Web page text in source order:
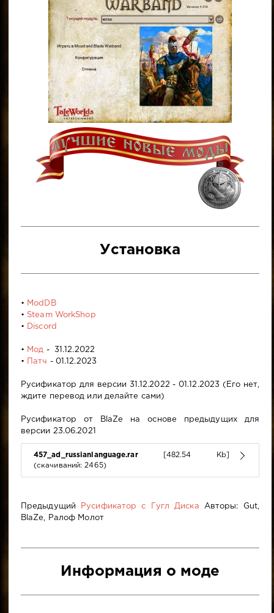
Установка
•
ModDB
• Steam WorkShop
•
Discord
• Мод - 31.12.2022
•
Патч - 01.12.2023
Русификатор для версии 31.12.2022 - 01.12.2023 (Его нет,
ждите перевод или делайте сами)
Русификатор от BlaZe на основе предыдущих для
версии 23.06.2021
457_ad_russianlanguage.rar[482.54 Kb]
(cкачиваний: 2465)
Предыдущий Русификатор с Гугл Диска Авторы: Gut,
BlaZe, Ралоф Молот
Информация о моде